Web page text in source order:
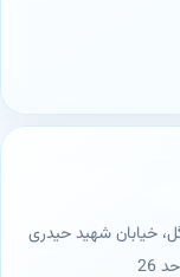
خیابان شهید حیدری